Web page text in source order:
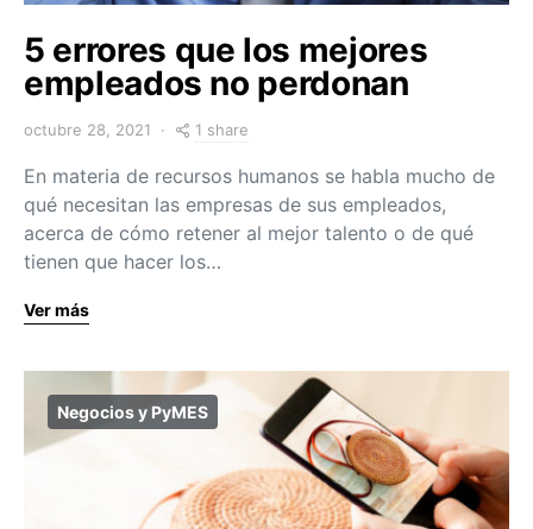
5 errores que los mejores
empleados no perdonan
octubre 28, 2021 1 share
En materia de recursos humanos se habla mucho de
qué necesitan las empresas de sus empleados,
acerca de cómo retener al mejor talento o de qué
tienen que hacer los…
Ver más
Negocios y PyMES